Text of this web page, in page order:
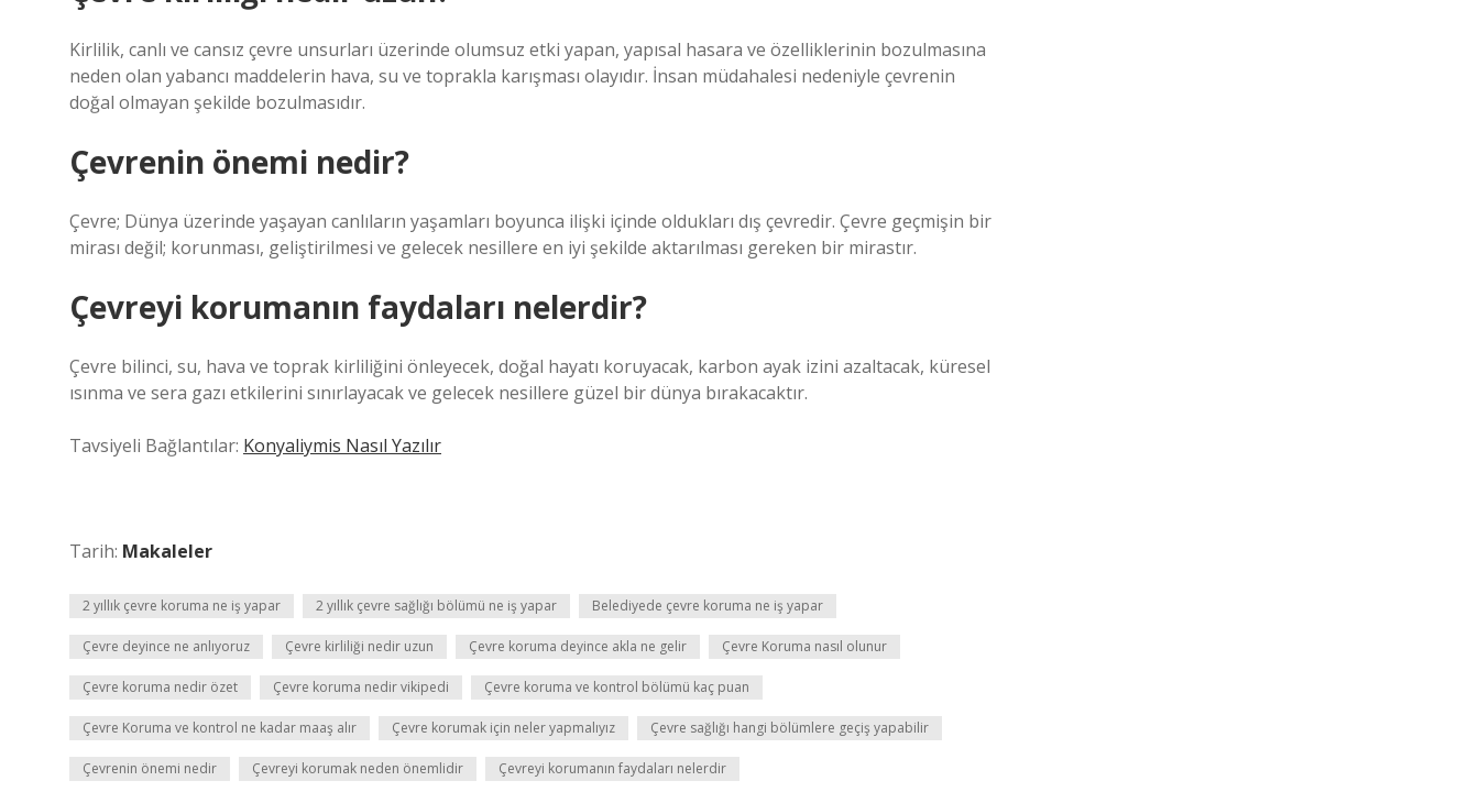
Kirlilik, canlı ve cansız çevre unsurları üzerinde olumsuz etki yapan, yapısal hasara ve özelliklerinin bozulmasına
neden olan yabancı maddelerin hava, su ve toprakla karışması olayıdır. İnsan müdahalesi nedeniyle çevrenin
doğal olmayan şekilde bozulmasıdır.
Çevrenin önemi nedir?
Çevre; Dünya üzerinde yaşayan canlıların yaşamları boyunca ilişki içinde oldukları dış çevredir. Çevre geçmişin bir
mirası değil; korunması, geliştirilmesi ve gelecek nesillere en iyi şekilde aktarılması gereken bir mirastır.
Çevreyi korumanın faydaları nelerdir?
Çevre bilinci, su, hava ve toprak kirliliğini önleyecek, doğal hayatı koruyacak, karbon ayak izini azaltacak, küresel
ısınma ve sera gazı etkilerini sınırlayacak ve gelecek nesillere güzel bir dünya bırakacaktır.
Tavsiyeli Bağlantılar: Konyaliymis Nasıl Yazılır
Tarih: Makaleler
2 yıllık çevre koruma ne iş yapar 2 yıllık çevre sağlığı bölümü ne iş yapar Belediyede çevre koruma ne iş yapar
Çevre deyince ne anlıyoruz Çevre kirliliği nedir uzun Çevre koruma deyince akla ne gelir Çevre Koruma nasıl olunur
Çevre koruma nedir özet Çevre koruma nedir vikipedi Çevre koruma ve kontrol bölümü kaç puan
Çevre Koruma ve kontrol ne kadar maaş alır Çevre korumak için neler yapmalıyız Çevre sağlığı hangi bölümlere geçiş yapabilir
Çevrenin önemi nedir Çevreyi korumak neden önemlidir Çevreyi korumanın faydaları nelerdir